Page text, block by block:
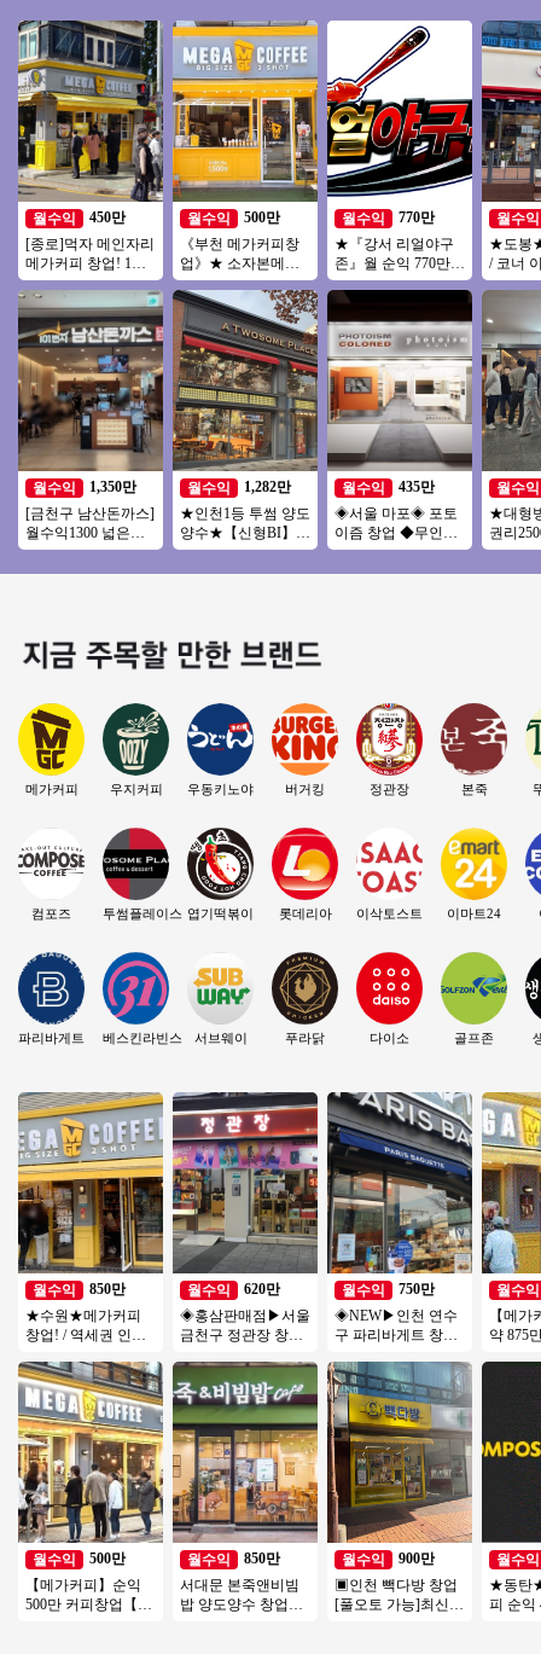
월수익
450만
[종로]먹자 메인자리
메가커피 창업! 1억
미만 소자본 창업 추
천
월수익
1,350만
[금천구 남산돈까스]
월수익1300 넓은평
수 깔끔한인테리어
매출꾸준한 남산돈
월수익
500만
《부천 메가커피창
업》★ 소자본메가
커피 ★ 투잡 ★ 인기
많은 메가커피창업
★
월수익
1,282만
★인천1등 투썸 양도
양수★【신형BI】배
달X 매출 5400만/투
썸 양도양수 창업
월수익
770만
★『강서 리얼야구
존』월 순익 770만원
스크린야구 양도양
수 초보창업 고수익
창업
월수익
435만
◈서울 마포◈ 포토
이즘 창업 ◆무인사
진관매장◆주부창
업/초보창업/직장인
월수익
★도봉
/ 코너
상급 위
흐르는
월수익
★대형
권리
가격★
업★투
메가커피
컴포즈
파리바게트
우지커피
투썸플레이스
베스킨라빈스
우동키노야
엽기떡볶이
서브웨이
버거킹
롯데리아
푸라닭
정관장
이삭토스트
다이소
본죽
이마트24
골프존
월수익
850만
★수원★메가커피
창업! / 역세권 인근
한 유동이 흐르는위
치
월수익
500만
【메가커피】순익
500만 커피창업【인
월수익
620만
◈홍삼판매점▶서울
금천구 정관장 창업
정성/낮은월비용
월수익
850만
서대문 본죽앤비빔
밥 양도양수 창업비
월수익
750만
◈NEW▶인천 연수
구 파리바게트 창업
↑／고수익/풀오토
월수익
900만
▣인천 빽다방 창업
[풀오토 가능]최신
월수익
【메
약 875
월수익
★동탄
피 순익